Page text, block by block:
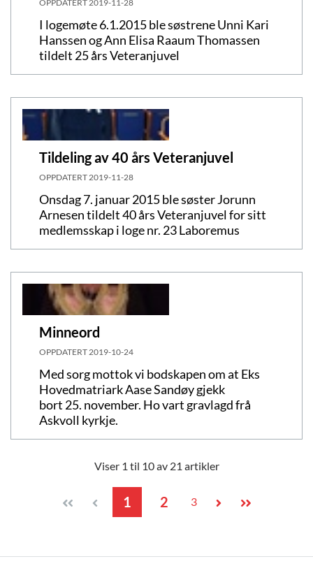
OPPDATERT 2019-11-28
I logemøte 6.1.2015 ble søstrene Unni Kari
Hanssen og Ann Elisa Raaum Thomassen
tildelt 25 års Veteranjuvel
Tildeling av 40 års Veteranjuvel
OPPDATERT 2019-11-28
Onsdag 7. januar 2015 ble søster Jorunn
Arnesen tildelt 40 års Veteranjuvel for sitt
medlemsskap i loge nr. 23 Laboremus
Minneord
OPPDATERT 2019-10-24
Med sorg mottok vi bodskapen om at Eks
Hovedmatriark Aase Sandøy gjekk
bort 25. november. Ho vart gravlagd frå
Askvoll kyrkje.
Viser 1 til 10 av 21 artikler
1 2 3